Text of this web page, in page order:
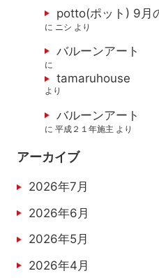
potto(ポット) 9月
に ニシ より
バルーンアート
に
tamaruhouse
より
バルーンアート
に平成２１年施主 より
アーカイブ
2026年7月
2026年6月
2026年5月
2026年4月